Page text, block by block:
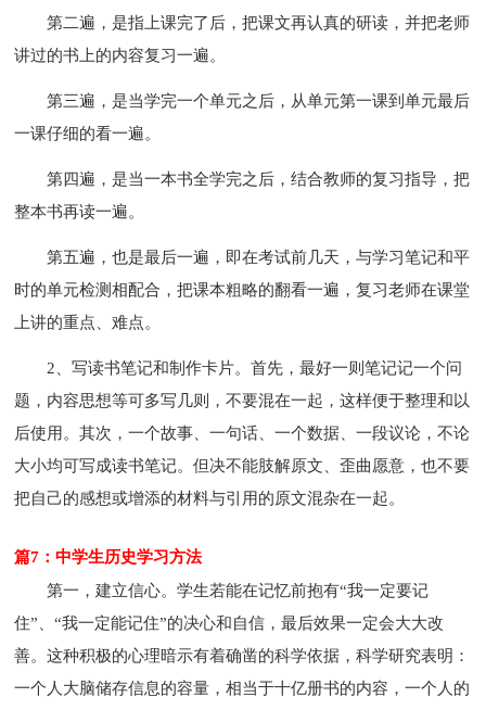
第二遍，是指上课完了后，把课文再认真的研读，并把老师
讲过的书上的内容复习一遍。
第三遍，是当学完一个单元之后，从单元第一课到单元最后
一课仔细的看一遍。
第四遍，是当一本书全学完之后，结合教师的复习指导，把
整本书再读一遍。
第五遍，也是最后一遍，即在考试前几天，与学习笔记和平
时的单元检测相配合，把课本粗略的翻看一遍，复习老师在课堂
上讲的重点、难点。
2、写读书笔记和制作卡片。首先，最好一则笔记记一个问
题，内容思想等可多写几则，不要混在一起，这样便于整理和以
后使用。其次，一个故事、一句话、一个数据、一段议论，不论
大小均可写成读书笔记。但决不能肢解原文、歪曲愿意，也不要
把自己的感想或增添的材料与引用的原文混杂在一起。
篇7：中学生历史学习方法
第一，建立信心。学生若能在记忆前抱有“我一定要记
住”、“我一定能记住”的决心和自信，最后效果一定会大大改
善。这种积极的心理暗示有着确凿的科学依据，科学研究表明：
一个人大脑储存信息的容量，相当于十亿册书的内容，一个人的